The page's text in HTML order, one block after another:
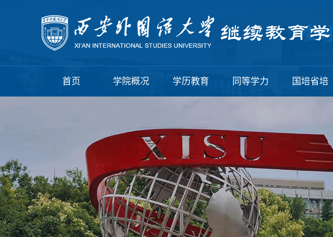
首页 学院概况 学历教育 同等学力 国培省培